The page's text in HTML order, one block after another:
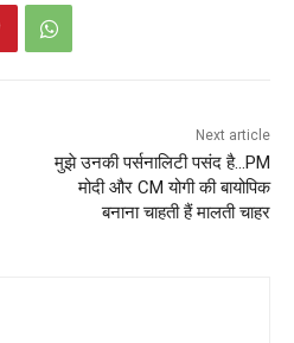
Next article
मुझे उनकी पर्सनालिटी पसंद है…PM
मोदी और CM योगी की बायोपिक
बनाना चाहती हैं मालती चाहर